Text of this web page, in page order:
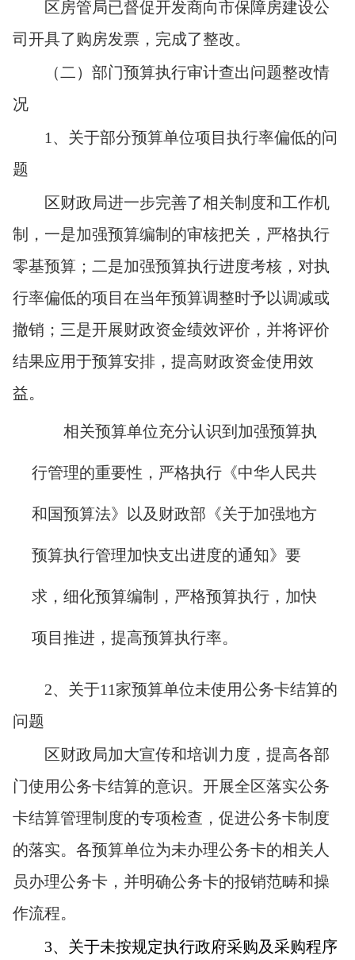
区房管局已督促开发商向市保障房建设公
司开具了购房发票，完成了整改。
（二）部门预算执行审计查出问题整改情
况
1 、关于部分预算单位项目执行率偏低的问
题
区财政局进一步完善了相关制度和工作机
制，一是加强预算编制的审核把关，严格执行
零基预算；二是加强预算执行进度考核，对执
行率偏低的项目在当年预算调整时予以调减或
撤销；三是开展财政资金绩效评价，并将评价
结果应用于预算安排，提高财政资金使用效
益。
相关预算单位充分认识到加强预算执
行管理的重要性，严格执行《中华人民共
和国预算法》以及财政部《关于加强地方
预算执行管理加快支出进度的通知》要
求，细化预算编制，严格预算执行，加快
项目推进，提高预算执行率。
2、关于11家预算单位未使用公务卡结算的
问题
区财政局加大宣传和培训力度，提高各部
门使用公务卡结算的意识。开展全区落实公务
卡结算管理制度的专项检查，促进公务卡制度
的落实。各预算单位为未办理公务卡的相关人
员办理公务卡，并明确公务卡的报销范畴和操
作流程。
3、关于未按规定执行政府采购及采购程序